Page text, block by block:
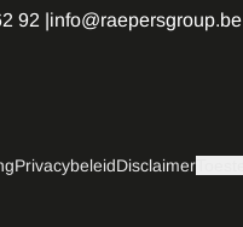
92 info@raepersgroup.be
PrivacybeleidDisclaimer